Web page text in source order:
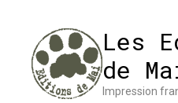
Les
de
Impression